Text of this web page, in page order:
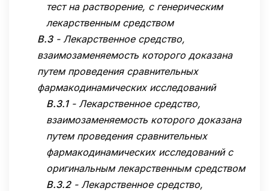
тест на растворение, с генерическим
лекарственным средством
B.3- Лекарственное средство,
взаимозаменяемость которого доказана
путем проведения сравнительных
фармакодинамических исследований
B.3.1- Лекарственное средство,
взаимозаменяемость которого доказана
путем проведения сравнительных
фармакодинамических исследований с
оригинальным лекарственным средством
B.3.2- Лекарственное средство,